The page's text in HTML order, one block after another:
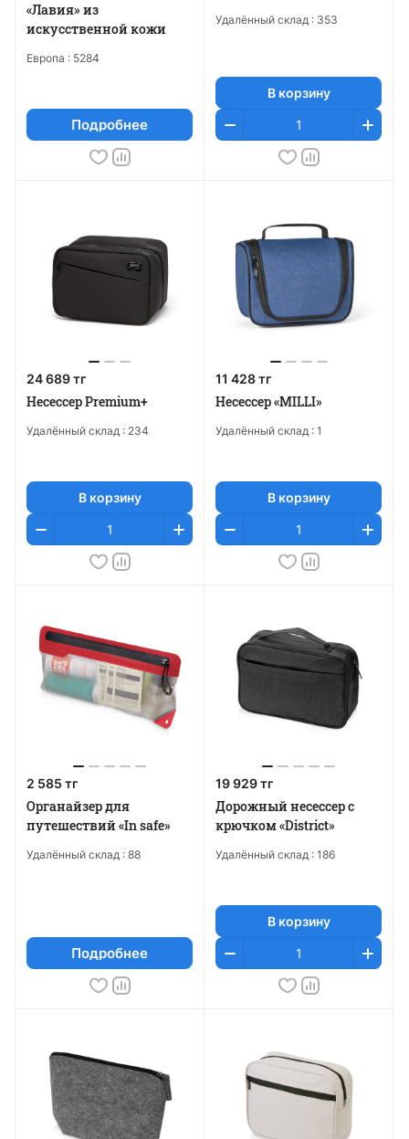
«Лавия» из
искусственной кожи
Европа : 5284
Подробнее
Удалённый склад : 353
В корзину
24 689 тг
Несессер Premium+
Удалённый склад : 234
В корзину
11 428 тг
Несессер «MILLI»
Удалённый склад : 1
В корзину
2 585 тг
Органайзер для
путешествий «In safe»
Удалённый склад : 88
Подробнее
19 929 тг
Дорожный несессер с
крючком «District»
Удалённый склад : 186
В корзину